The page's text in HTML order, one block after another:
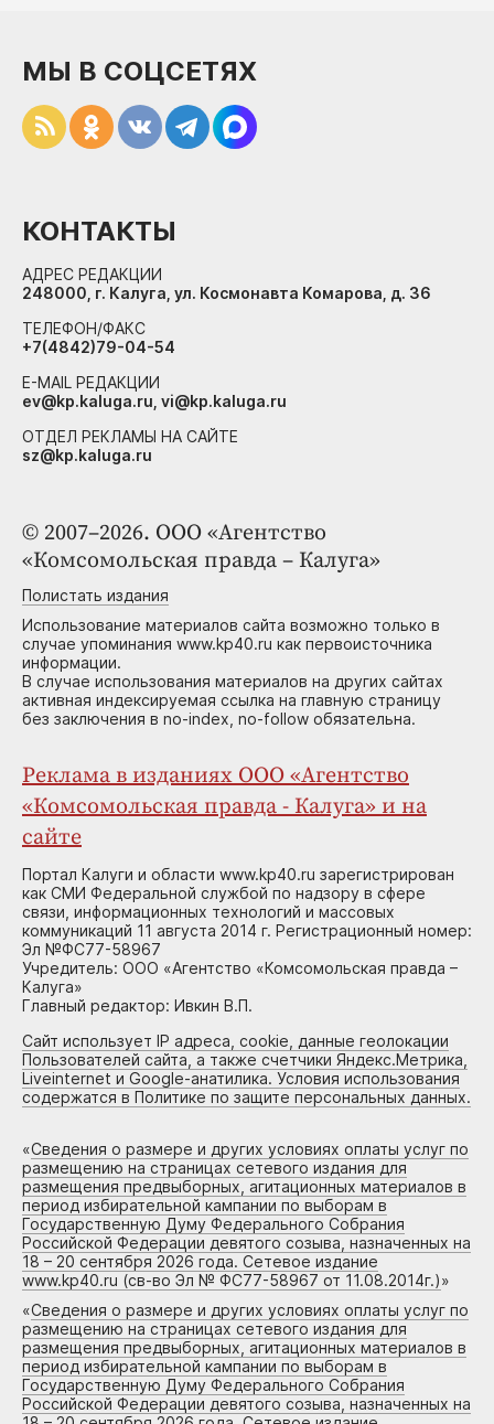
© 2007–2026. ООО «Агентство
«Комсомольская правда – Калуга»
Полистать издания
Использование материалов сайта возможно только в
случае упоминания www.kp40.ru как первоисточника
информации.
В случае использования материалов на других сайтах
активная индексируемая ссылка на главную страницу
без заключения в no-index, no-follow обязательна.
Реклама в изданиях ООО «Агентство
«Комсомольская правда - Калуга» и на
сайте
Портал Калуги и области www.kp40.ru зарегистрирован
как СМИ Федеральной службой по надзору в сфере
связи, информационных технологий и массовых
коммуникаций 11 августа 2014 г. Регистрационный номер:
Эл №ФС77-58967
Учредитель: ООО «Агентство «Комсомольская правда –
Калуга»
Главный редактор: Ивкин В.П.
Сайт использует IP адреса, cookie, данные геолокации
Пользователей сайта, а также счетчики Яндекс.Метрика,
Liveinternet и Google-анатилика. Условия использования
содержатся в Политике по защите персональных данных.
«Сведения о размере и других условиях оплаты услуг по
размещению на страницах сетевого издания для
размещения предвыборных, агитационных материалов в
период избирательной кампании по выборам в
Государственную Думу Федерального Собрания
Российской Федерации девятого созыва, назначенных на
18 – 20 сентября 2026 года. Сетевое издание
www.kp40.ru (св-во Эл № ФС77-58967 от 11.08.2014г.)»
«Сведения о размере и других условиях оплаты услуг по
размещению на страницах сетевого издания для
размещения предвыборных, агитационных материалов в
период избирательной кампании по выборам в
Государственную Думу Федерального Собрания
Российской Федерации девятого созыва, назначенных на
МЫ В СОЦСЕТЯХ
КОНТАКТЫ
АДРЕС РЕДАКЦИИ
248000, г. Калуга, ул. Космонавта Комарова, д. 36
ТЕЛЕФОН/ФАКС
+7(4842)79-04-54
E-MAIL РЕДАКЦИИ
ev@kp.kaluga.ru, vi@kp.kaluga.ru
ОТДЕЛ РЕКЛАМЫ НА САЙТЕ
sz@kp.kaluga.ru